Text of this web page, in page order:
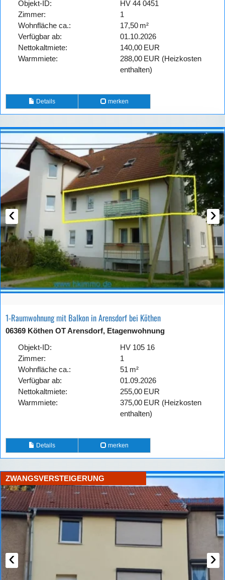
Objekt-ID:
HV 44 0451
Zimmer:
1
Wohnfläche ca.:
17,50 m²
Verfügbar ab:
01.10.2026
Nettokaltmiete:
140,00 EUR
Warmmiete:
288,00 EUR (Heizkosten
enthalten)
Details merken
‹ ›
1-Raumwohnung mit Balkon in Arensdorf bei Köthen
06369 Köthen OT Arensdorf, Etagenwohnung
Objekt-ID:
HV 105 16
Zimmer:
1
Wohnfläche ca.:
51 m²
Verfügbar ab:
01.09.2026
Nettokaltmiete:
255,00 EUR
Warmmiete:
375,00 EUR (Heizkosten
enthalten)
Details merken
‹ ›
ZWANGSVERSTEIGERUNG